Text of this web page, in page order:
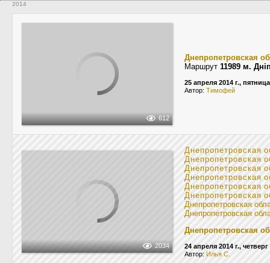
2014
612
Днепропетровская
Маршрут 11989 м.
25 апреля 2014 г., пятница
Автор: Tимофей
2034
Днепропетровская
Днепропетровская
Днепропетровская
Днепропетровская
Днепропетровская
Днепропетровская
Днепропетровская
Днепропетровская
Днепропетровская
24 апреля 2014 г., четверг
Автор: Илья С.